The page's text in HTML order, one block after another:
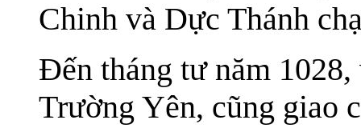
Chinh và Dực Thánh
Đến tháng tư năm
Trường Yên, cũng giao